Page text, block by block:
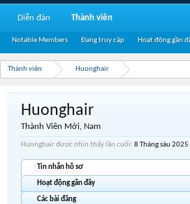
Thành viên Huonghair
Huonghair
Thành Viên Mới, Nam
Huonghair được nhìn thấy lần cuối: 8 Tháng sáu 2025
Tin nhắn hồ sơ
Hoạt động gần đây
Các bài đăng
Diễn đàn Thành viên
Notable Members Đang truy cập Hoạt động gần